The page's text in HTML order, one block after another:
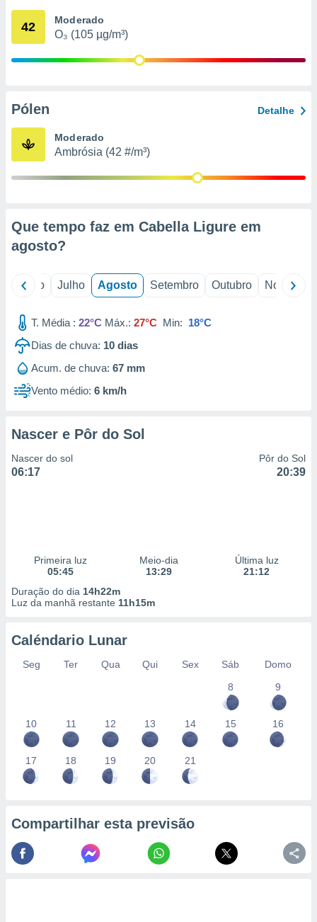
através
estudos
1199
42 Moderado
O₃ (105 µg/m³)
Pólen Detalhe
Moderado
Ambrósia (42 #/m³)
Que tempo faz em Cabella Ligure em
agosto?
Junho Julho Agosto Setembro Outubro Novembro
T. Média : 22°C Máx.: 27°C Min: 18°C
Dias de chuva: 10 dias
Acum. de chuva: 67 mm
Vento médio: 6 km/h
Nascer e Pôr do Sol
Nascer do sol
06:17
Pôr do Sol
20:39
Primeira luz
05:45
Meio-dia
13:29
Última luz
21:12
Duração do dia 14h22m
Luz da manhã restante 11h15m
Caléndario Lunar
Seg Ter Qua Qui Sex Sáb
Domo
8
9
10 11 12 13 14 15 16
17 18 19 20 21
Compartilhar esta previsão